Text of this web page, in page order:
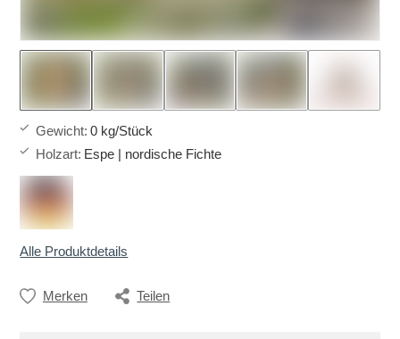
Gewicht: 0 kg/Stück
Holzart: Espe | nordische Fichte
Alle Produktdetails
Merken Teilen